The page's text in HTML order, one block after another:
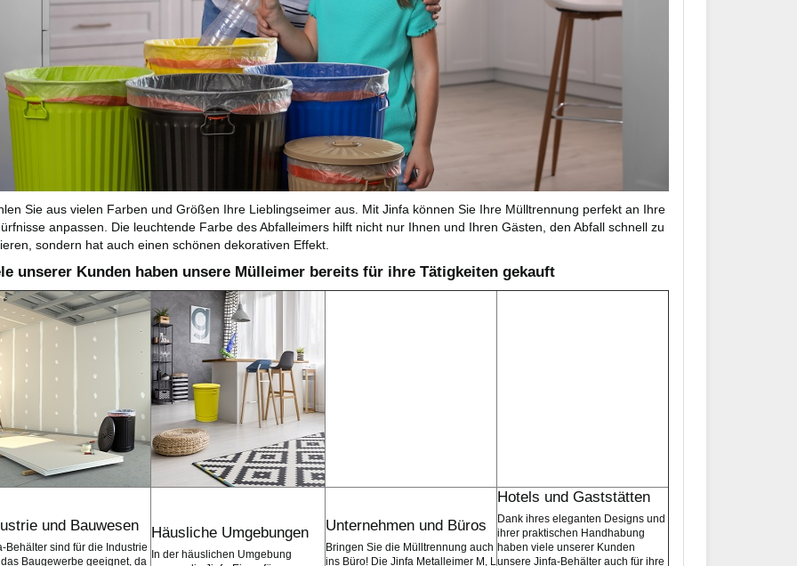
Sie aus vielen Farben und Größen Ihre Lieblingseimer aus. Mit Jinfa können Sie Ihre Mülltrennung perfekt an Ihre
anpassen. Die leuchtende Farbe des Abfalleimers hilft nicht nur Ihnen und Ihren Gästen, den Abfall schnell zu
sondern hat auch einen schönen dekorativen Effekt.
unserer Kunden haben unsere Mülleimer bereits für ihre Tätigkeiten gekauft
und Bauwesen
Behälter sind für die Industrie
Baugewerbe geeignet, da
Häusliche Umgebungen
In der häuslichen Umgebung
Unternehmen und Büros
Bringen Sie die Mülltrennung auch
ins Büro! Die Jinfa Metalleimer M, L
Hotels und Gaststätten
Dank ihres eleganten Designs und
ihrer praktischen Handhabung
haben viele unserer Kunden
unsere Jinfa-Behälter auch für ihre